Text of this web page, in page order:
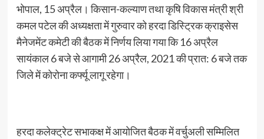
भोपाल, 15 अप्रैल। किसान-कल्याण तथा कृषि विकास मंत्री श्री
कमल पटेल की अध्यक्षता में गुरुवार को हरदा डिस्ट्रिक क्राइसेस
मैनेजमेंट कमेटी की बैठक में निर्णय लिया गया कि 16 अप्रैल
सायंकाल 6 बजे से आगामी 26 अप्रैल, 2021 की प्रात: 6 बजे तक
जिले में कोरोना कर्फ्यू लागू रहेगा।
हरदा कलेक्ट्रेट सभाकक्ष में आयोजित बैठक में वर्चुअली सम्मिलित